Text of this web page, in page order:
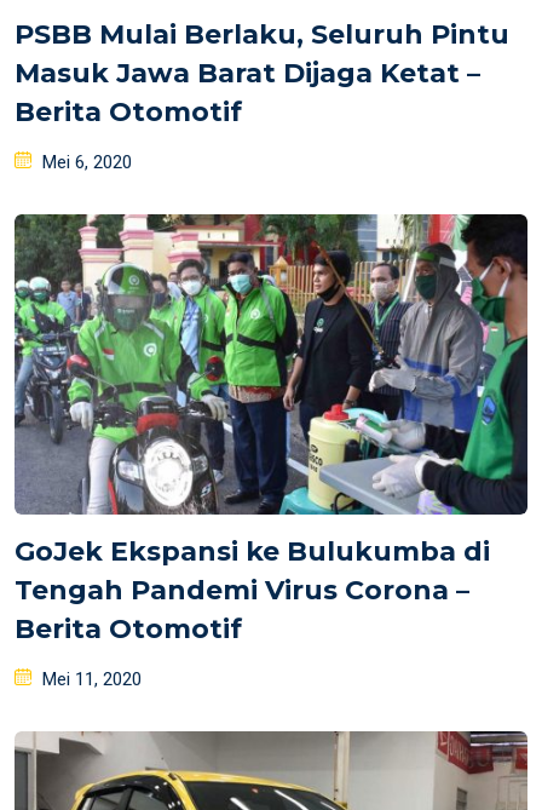
PSBB Mulai Berlaku, Seluruh Pintu
Masuk Jawa Barat Dijaga Ketat –
Berita Otomotif
Posted
Mei 6, 2020
GoJek Ekspansi ke Bulukumba di
Tengah Pandemi Virus Corona –
Berita Otomotif
Posted
Mei 11, 2020